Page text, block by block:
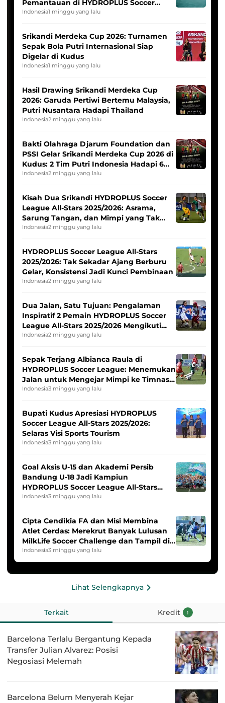
Pemantauan di HYDROPLUS Soccer
League
Indonesia1 minggu yang lalu
Srikandi Merdeka Cup 2026: Turnamen
Sepak Bola Putri Internasional Siap
Digelar di Kudus
Indonesia1 minggu yang lalu
Hasil Drawing Srikandi Merdeka Cup
2026: Garuda Pertiwi Bertemu Malaysia,
Putri Nusantara Hadapi Thailand
Indonesia2 minggu yang lalu
Bakti Olahraga Djarum Foundation dan
PSSI Gelar Srikandi Merdeka Cup 2026 di
Kudus: 2 Tim Putri Indonesia Hadapi 6
Tim Asia
Indonesia2 minggu yang lalu
Kisah Dua Srikandi HYDROPLUS Soccer
League All-Stars 2025/2026: Asrama,
Sarung Tangan, dan Mimpi yang Tak
Pernah Padam
Indonesia2 minggu yang lalu
HYDROPLUS Soccer League All-Stars
2025/2026: Tak Sekadar Ajang Berburu
Gelar, Konsistensi Jadi Kunci Pembinaan
Indonesia2 minggu yang lalu
Dua Jalan, Satu Tujuan: Pengalaman
Inspiratif 2 Pemain HYDROPLUS Soccer
League All-Stars 2025/2026 Mengikuti
Seleksi Timnas Indonesia Putri
Indonesia2 minggu yang lalu
Sepak Terjang Albianca Raula di
HYDROPLUS Soccer League: Menemukan
Jalan untuk Mengejar Mimpi ke Timnas
Indonesia Putri
Indonesia3 minggu yang lalu
Bupati Kudus Apresiasi HYDROPLUS
Soccer League All-Stars 2025/2026:
Selaras Visi Sports Tourism
Indonesia3 minggu yang lalu
Goal Aksis U-15 dan Akademi Persib
Bandung U-18 Jadi Kampiun
HYDROPLUS Soccer League All-Stars
2025/2026
Indonesia3 minggu yang lalu
Cipta Cendikia FA dan Misi Membina
Atlet Cerdas: Merekrut Banyak Lulusan
MilkLife Soccer Challenge dan Tampil di
HYDROPLUS Soccer League
Indonesia3 minggu yang lalu
Lihat Selengkapnya
Terkait Kredit 1
Barcelona Terlalu Bergantung Kepada
Transfer Julian Alvarez: Posisi
Negosiasi Melemah
Barcelona Belum Menyerah Kejar